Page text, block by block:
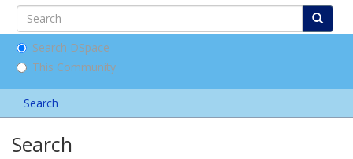
Search DSpace
This Community
Search
Search